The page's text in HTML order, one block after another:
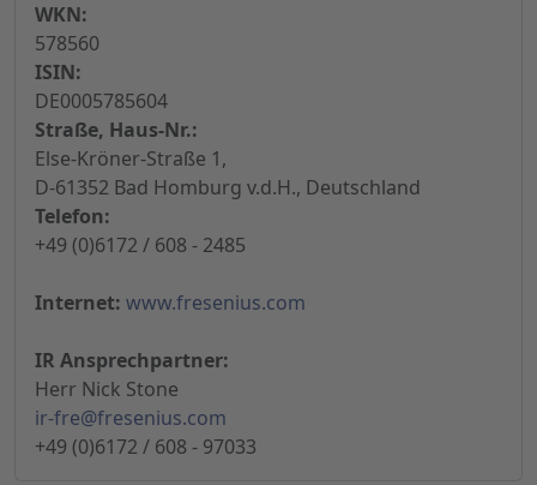
WKN:
578560
ISIN:
DE0005785604
Straße, Haus-Nr.:
Else-Kröner-Straße 1,
D-61352 Bad Homburg v.d.H., Deutschland
Telefon:
+49 (0)6172 / 608 - 2485
Internet: www.fresenius.com
IR Ansprechpartner:
Herr Nick Stone
ir-fre@fresenius.com
+49 (0)6172 / 608 - 97033